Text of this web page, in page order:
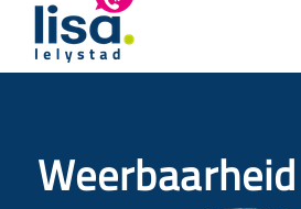
Weerbaarheid